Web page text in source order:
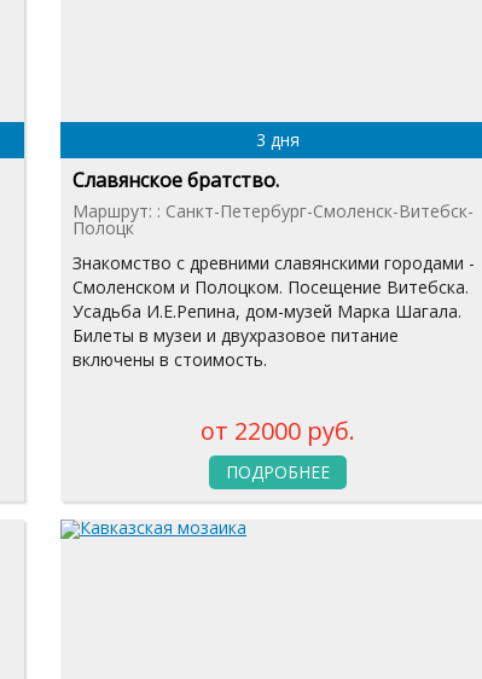
3 дня
Славянское братство.
Маршрут: : Санкт-Петербург-Смоленск-Витебск-
Полоцк
Знакомство с древними славянскими городами -
Смоленском и Полоцком. Посещение Витебска.
Усадьба И.Е.Репина, дом-музей Марка Шагала.
Билеты в музеи и двухразовое питание
включены в стоимость.
от 22000 руб.
ПОДРОБНЕЕ